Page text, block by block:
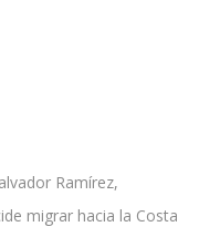
Ramírez,
migrar hacia la Costa